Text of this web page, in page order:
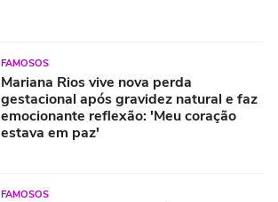
FAMOSOS
Mariana Rios vive nova perda
gestacional após gravidez natural e faz
emocionante reflexão: 'Meu coração
estava em paz'
FAMOSOS